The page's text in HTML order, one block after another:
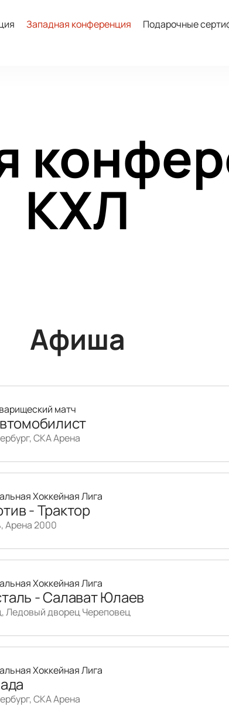
Западная конференция
Подарочные
КХЛ
Афиша
матч
СКА Арена
Хоккейная Лига
- Трактор
Арена 2000
Хоккейная Лига
- Салават Юлаев
Ледовый дворец Череповец
Хоккейная Лига
СКА Арена